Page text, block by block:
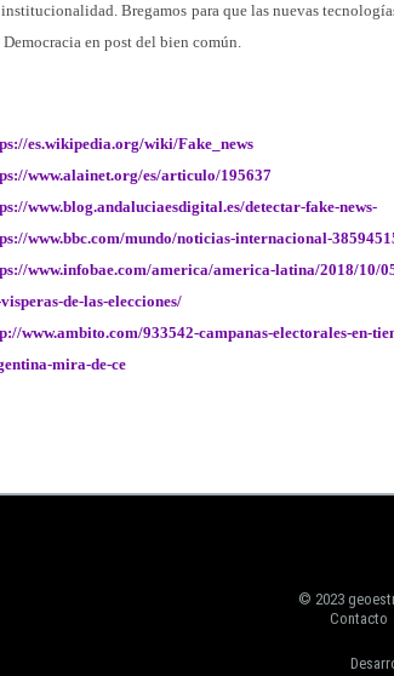
Bregamos para que las nuevas
en post del bien común.
es.wikipedia.org/wiki/Fake_news
www.alainet.org/es/articulo/195637
www.blog.andaluciaesdigital.es/detectar-fake-
www.bbc.com/mundo/noticias-internacional-
www.infobae.com/america/america-latina/2018/10/
de-las-elecciones/
www.ambito.com/933542-campanas-electorales-en-
mira-de-ce
© 2023
Contacto